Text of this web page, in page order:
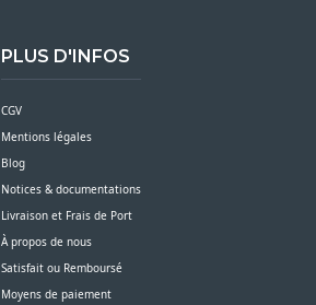
PLUS D'INFOS
CGV
Mentions légales
Blog
Notices & documentations
Livraison et Frais de Port
À propos de nous
Satisfait ou Remboursé
Moyens de paiement